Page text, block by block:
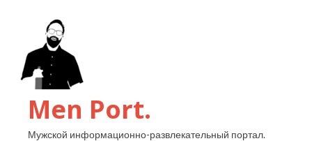
Men Port.
Мужской информационно-развлекательный портал.